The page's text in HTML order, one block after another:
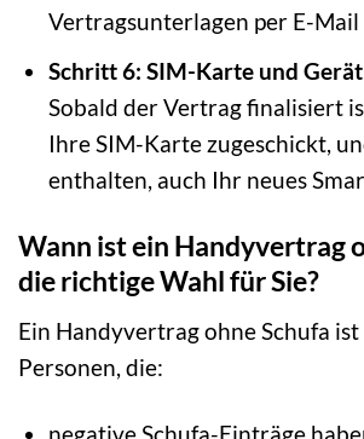
Vertragsunterlagen per E-Mail
Schritt 6: SIM-Karte und
Sobald der Vertrag finalisiert
Ihre SIM-Karte zugeschickt,
enthalten, auch Ihr neues
Wann ist ein Handyvertrag
die richtige Wahl für Sie?
Ein Handyvertrag ohne Schufa
Personen, die:
negative Schufa-Einträge